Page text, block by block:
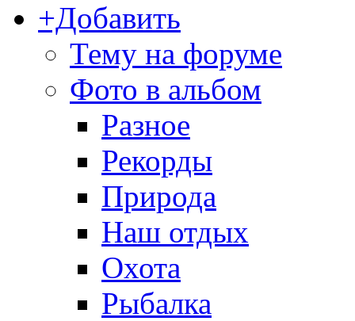
+Добавить
Тему на форуме
Фото в альбом
Разное
Рекорды
Природа
Наш отдых
Охота
Рыбалка